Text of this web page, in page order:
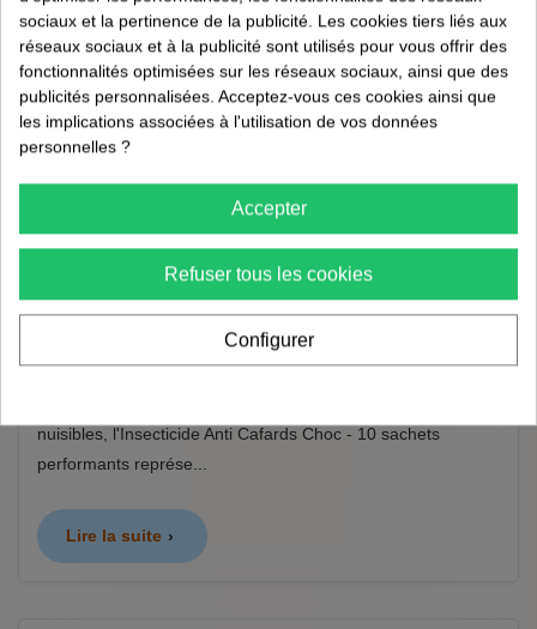
Insecticide Anti Cafards Choc : FAQ
complète pour une élimination efficace
17/06/2026
Prévention et hygiène
7 min de lecture
Insecticide Anti Cafards Choc : FAQ complète pour une
élimination efficace Les infestations de cafards ou blattes
nuisibles, l'Insecticide Anti Cafards Choc - 10 sachets
performants représe...
Lire la suite
sociaux et la pertinence de la publicité. Les cookies tiers liés aux
réseaux sociaux et à la publicité sont utilisés pour vous offrir des
fonctionnalités optimisées sur les réseaux sociaux, ainsi que des
publicités personnalisées. Acceptez-vous ces cookies ainsi que
les implications associées à l'utilisation de vos données
personnelles ?
Accepter
Refuser tous les cookies
Configurer